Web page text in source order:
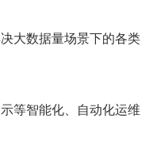
大数据量场景下的各类
等智能化、自动化运维